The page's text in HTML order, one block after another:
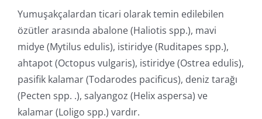
Yumuşakçalardan ticari olarak temin edilebilen
özütler arasında abalone (Haliotis spp.), mavi
midye (Mytilus edulis), istiridye (Ruditapes spp.),
ahtapot (Octopus vulgaris), istiridye (Ostrea edulis),
pasifik kalamar (Todarodes pacificus), deniz tarağı
(Pecten spp. .), salyangoz (Helix aspersa) ve
kalamar (Loligo spp.) vardır.